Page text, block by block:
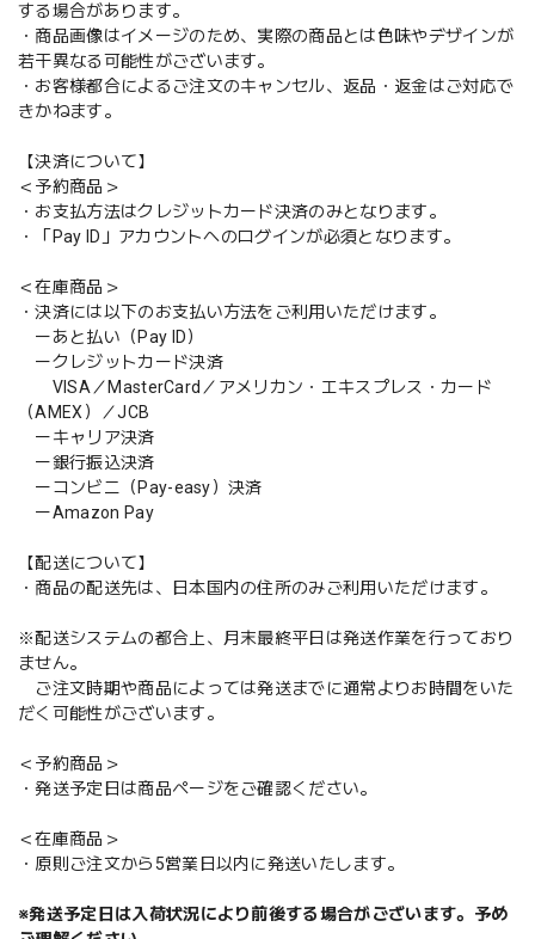
する場合があります。
・商品画像はイメージのため、実際の商品とは色味やデザインが
若干異なる可能性がございます。
・お客様都合によるご注文のキャンセル、返品・返金はご対応で
きかねます。
【決済について】
＜予約商品＞
・お支払方法はクレジットカード決済のみとなります。
・「Pay ID」アカウントへのログインが必須となります。
＜在庫商品＞
・決済には以下のお支払い方法をご利用いただけます。
ーあと払い（Pay ID）
ークレジットカード決済
VISA／MasterCard／アメリカン・エキスプレス・カード
（AMEX）／JCB
ーキャリア決済
ー銀行振込決済
ーコンビニ（Pay-easy）決済
ーAmazon Pay
【配送について】
・商品の配送先は、日本国内の住所のみご利用いただけます。
※配送システムの都合上、月末最終平日は発送作業を行っており
ません。
ご注文時期や商品によっては発送までに通常よりお時間をいた
だく可能性がございます。
＜予約商品＞
・発送予定日は商品ページをご確認ください。
＜在庫商品＞
・原則ご注文から5営業日以内に発送いたします。
※発送予定日は入荷状況により前後する場合がございます。予め